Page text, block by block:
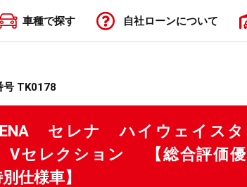
車種で探す 自社ローンについて
号 TK0178
セレナ ハイウェイス
セレクション 【総合評価優
別仕様車】